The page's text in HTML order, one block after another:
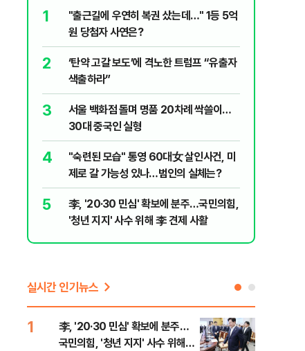
1
"출근길에 우연히 복권 샀는데…" 1등 5억
원 당첨자 사연은?
2
‘탄약 고갈 보도’에 격노한 트럼프 “유출자
색출하라”
3
서울 백화점 돌며 명품 20차례 싹쓸이…
30대 중국인 실형
4
"숙련된 모습" 통영 60대女 살인사건, 미
제로 갈 가능성 있나…범인의 실체는?
5
李, '20·30 민심' 확보에 분주…국민의힘,
'청년 지지' 사수 위해 李 견제 사활
실시간 인기뉴스
1
李, '20·30 민심' 확보에 분주…
국민의힘, '청년 지지' 사수 위해